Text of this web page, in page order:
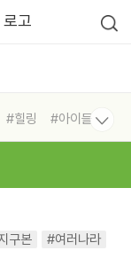
#힐링
#아이들
구본
#여러나라